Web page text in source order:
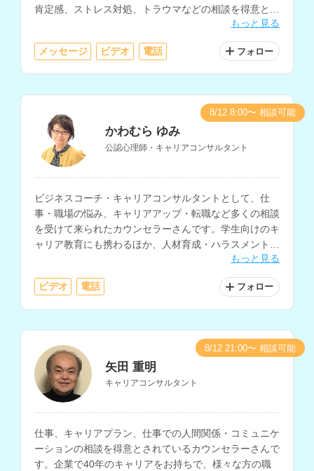
肯定感、ストレス対処、トラウマなどの相談を得意とさ
もっと見る
メッセージ ビデオ 電話 フォロー
かわむら ゆみ
公認心理師・キャリアコンサルタント
ビジネスコーチ・キャリアコンサルタントとして、仕
事・職場の悩み、キャリアアップ・転職など多くの相談
を受けて来られたカウンセラーさんです。学生向けのキ
ャリア教育にも携わるほか、人材育成・ハラスメント・
コミュニケーションの研修講師としても活動されていま
もっと見る
ビデオ 電話 フォロー
8/12 8:00〜 相談可能
矢田 重明
キャリアコンサルタント
仕事、キャリアプラン、仕事での人間関係・コミュニケ
ーションの相談を得意とされているカウンセラーさんで
す。企業で40年のキャリアをお持ちで、様々な方の職
8/12 21:00〜 相談可能